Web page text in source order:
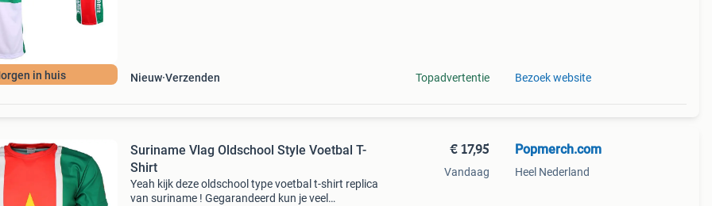
in huis Nieuw Verzenden Topadvertentie Bezoek website
Suriname Vlag Oldschool Style Voetbal T-
Shirt
Yeah kijk deze oldschool type voetbal t-shirt replica
van suriname ! Gegarandeerd kun je veel
€ 17,95
Vandaag
Popmerch.com
Heel Nederland